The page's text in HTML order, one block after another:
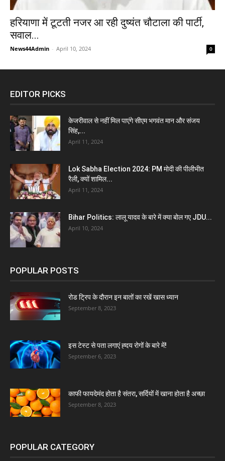
हरियाणा में टूटती नजर आ रही दुष्यंत चौटाला की पार्टी,
सवाल...
News44Admin - April 10, 2024 0
EDITOR PICKS
केजरीवाल से नहीं मिल पाएंगे सीएम भगवंत मान और संजय
सिंह,...
April 11, 2024
Lok Sabha Election 2024: PM मोदी की पीलीभीत
रैली, क्यों शामिल...
April 11, 2024
Bihar Politics: लालू यादव के बारे में क्या बोल गए JDU...
April 10, 2024
POPULAR POSTS
रोड ट्रिप के दौरान इन बातों का रखें खास ध्यान
September 8, 2023
इस टेस्ट से पता लगाएं ह्दय रोगों के बारे में!
September 6, 2023
काफी फायदेमंद होता है संतरा, सर्दियों में खाना होता है अच्छा
September 8, 2023
POPULAR CATEGORY